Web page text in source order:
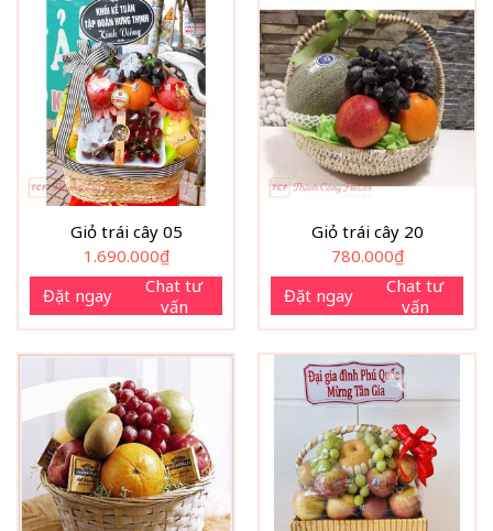
Giỏ trái cây 05
1.690.000₫
Đặt ngay
Chat tư
vấn
Giỏ trái cây 20
780.000₫
Đặt ngay
Chat tư
vấn